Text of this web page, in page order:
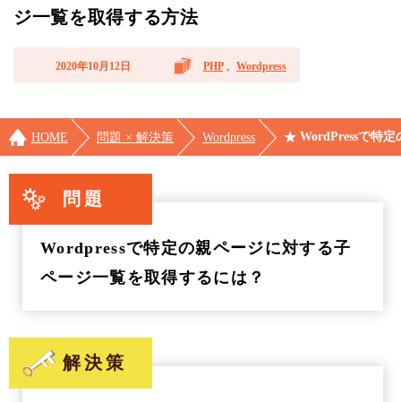
ジ一覧を取得する方法
2020年10月12日 PHP、 Wordpress
HOME 問題 × 解決策 Wordpress WordPressで特
問題
Wordpressで特定の親ページに対する子
ページ一覧を取得するには？
解決策